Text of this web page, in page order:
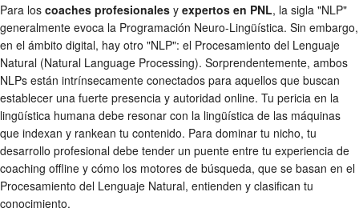
Para los coaches profesionales y expertos en PNL, la sigla "NLP"
generalmente evoca la Programación Neuro-Lingüística. Sin embargo,
en el ámbito digital, hay otro "NLP": el Procesamiento del Lenguaje
Natural (Natural Language Processing). Sorprendentemente, ambos
NLPs están intrínsecamente conectados para aquellos que buscan
establecer una fuerte presencia y autoridad online. Tu pericia en la
lingüística humana debe resonar con la lingüística de las máquinas
que indexan y rankean tu contenido. Para dominar tu nicho, tu
desarrollo profesional debe tender un puente entre tu experiencia de
coaching offline y cómo los motores de búsqueda, que se basan en el
Procesamiento del Lenguaje Natural, entienden y clasifican tu
conocimiento.